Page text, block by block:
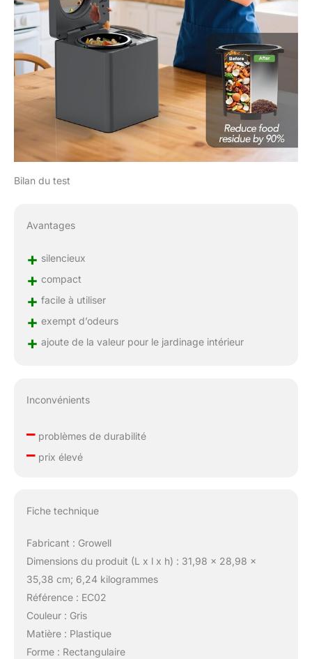
Bilan du test
Avantages
+ silencieux
+ compact
+ facile à utiliser
+ exempt d’odeurs
+ ajoute de la valeur pour le jardinage intérieur
Inconvénients
–problèmes de durabilité
–prix élevé
Fiche technique
Fabricant : Growell
Dimensions du produit (L x l x h) : 31,98 x 28,98 x
35,38 cm; 6,24 kilogrammes
Référence : EC02
Couleur : Gris
Matière : Plastique
Forme : Rectangulaire